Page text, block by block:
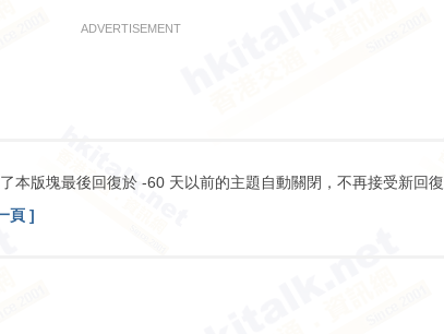
ADVERTISEMENT
本版塊最後回復於 -60 天以前的主題自動關閉，不再接受新回復
頁 ]